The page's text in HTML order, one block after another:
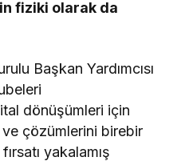
fiziki olarak da
Başkan Yardımcısı
dönüşümleri için
çözümlerini birebir
yakalamış